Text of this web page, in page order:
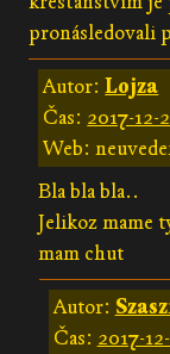
pronásledovali
Autor:Lojza
Čas: 2017-12-
Web:
Bla bla bla..
Jelikoz mame
mam chut
Autor:
Čas: 2017-